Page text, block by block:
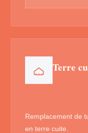
Terre
Remplacement de
en terre cuite.